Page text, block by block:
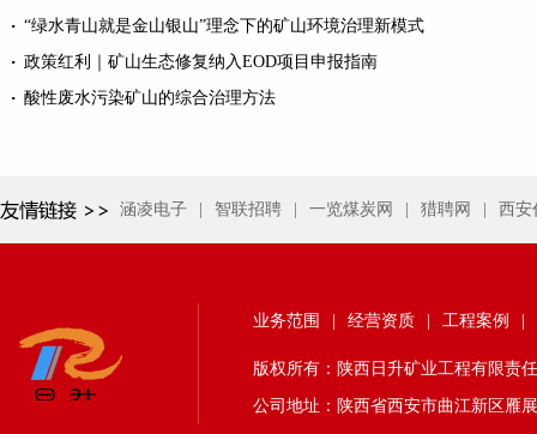
“绿水青山就是金山银山”理念下的矿山环境治理新模式
政策红利｜矿山生态修复纳入EOD项目申报指南
酸性废水污染矿山的综合治理方法
涵凌电子 智联招聘 一览煤炭网 猎聘网 西安
业务范围 经营资质 工程案例
版权所有：陕西日升矿业工程有限责
公司地址：陕西省西安市曲江新区雁